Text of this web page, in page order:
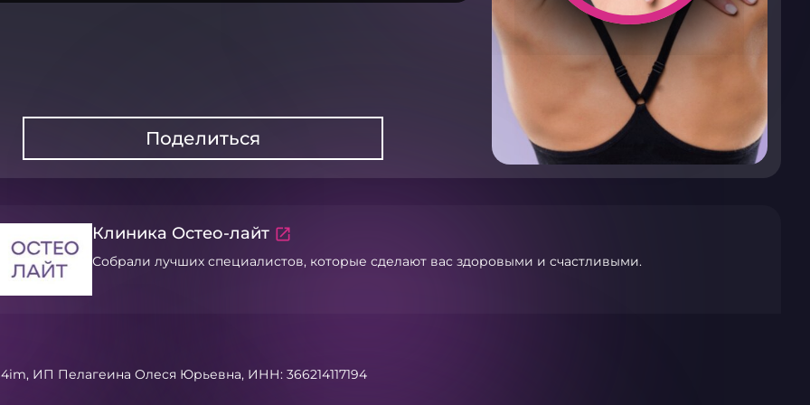
Поделиться
Клиника Остео-лайт
Собрали лучших специалистов, которые сделают вас здоровыми и счастливыми.
ИП Пелагеина Олеся Юрьевна, ИНН: 366214117194